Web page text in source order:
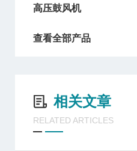
高压鼓风机
查看全部产品
相关文章
RELATED ARTICLES